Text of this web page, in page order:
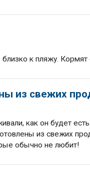
к пляжу. Кормят
из свежих
как он будет
из свежих
обычно не любит!